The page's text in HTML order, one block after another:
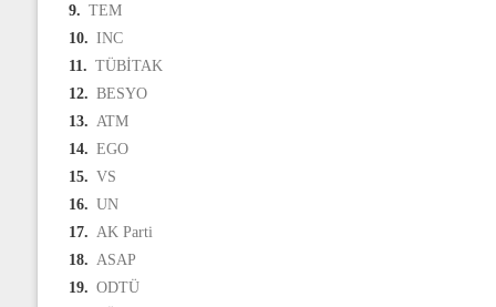
9. TEM
10. INC
11. TÜBİTAK
12. BESYO
13. ATM
14. EGO
15. VS
16. UN
17. AK Parti
18. ASAP
19. ODTÜ